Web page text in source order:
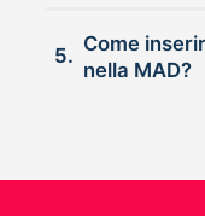
5.
Come inserire le
nella MAD?